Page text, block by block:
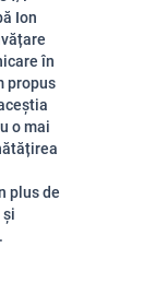
Ion
în
propus
o mai
plus de